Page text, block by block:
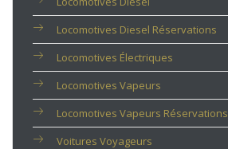
Locomotives Diesel Réservations
Locomotives Électriques
Locomotives Vapeurs
Locomotives Vapeurs Réservations
Voitures Voyageurs